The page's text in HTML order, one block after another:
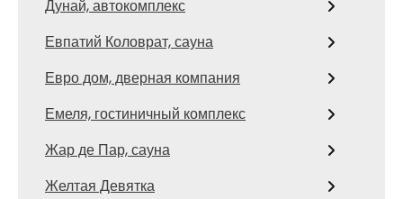
Дунай, автокомплекс
Евпатий Коловрат, сауна
Евро дом, дверная компания
Емеля, гостиничный комплекс
Жар де Пар, сауна
Желтая Девятка